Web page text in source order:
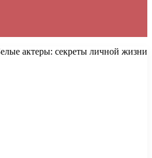
актеры: секреты личной жизни